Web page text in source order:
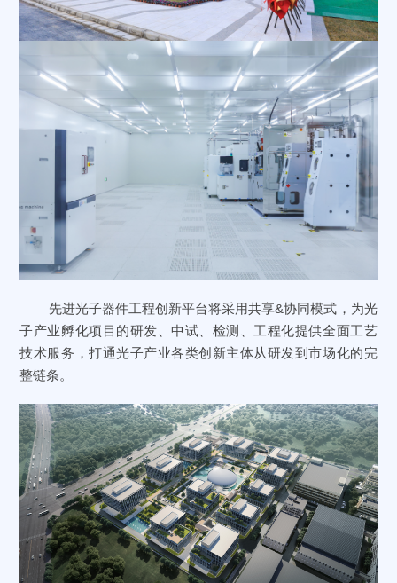
先进光子器件工程创新平台将采用共享&协同模式，为光
子产业孵化项目的研发、中试、检测、工程化提供全面工艺
技术服务，打通光子产业各类创新主体从研发到市场化的完
整链条。